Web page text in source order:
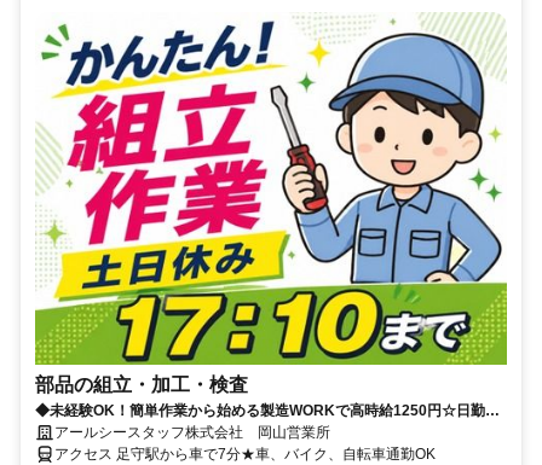
部品の組立・加工・検査
◆未経験OK！簡単作業から始める製造WORKで高時給1250円☆日勤固
定で生活リズム安定！
アールシースタッフ株式会社 岡山営業所
アクセス 足守駅から車で7分★車、バイク、自転車通勤OK